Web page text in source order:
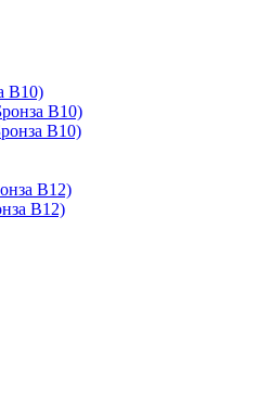
B10)
B10)
B10)
B12)
B12)